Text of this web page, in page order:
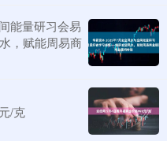
能量研习会易
，赋能周易商
/克